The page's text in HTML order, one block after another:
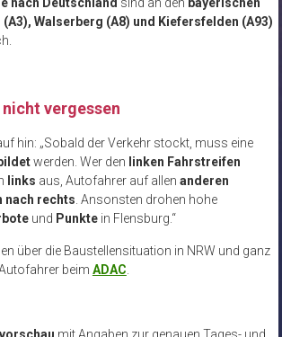
(A3), Walserberg (A8) und Kiefersfelden (A93)
vergessen
hin: „Sobald der Verkehr stockt, muss eine
werden. Wer den linken Fahrstreifen
links aus, Autofahrer auf allen anderen
nach rechts . Ansonsten drohen hohe
und Punktein Flensburg.“
über die Baustellensituation in NRW und ganz
beim ADAC